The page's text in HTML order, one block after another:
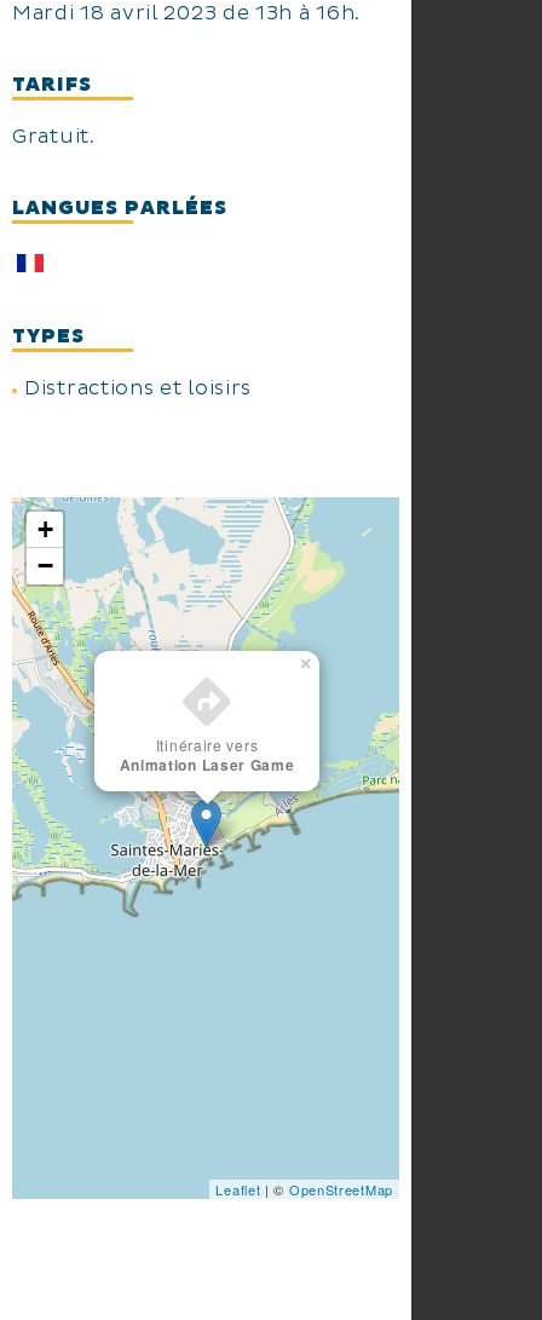
Mardi 18 avril 2023 de 13h à 16h.
TARIFS
Gratuit.
LANGUES PARLÉES
TYPES
Distractions et loisirs
Itinéraire vers
Animation Laser Game
×
+
−
Leaflet | © OpenStreetMap